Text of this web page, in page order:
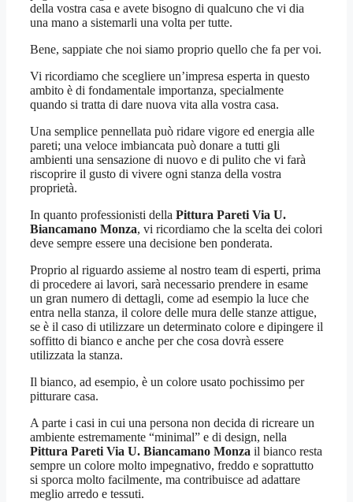
della vostra casa e avete bisogno di qualcuno che vi dia
una mano a sistemarli una volta per tutte.
Bene, sappiate che noi siamo proprio quello che fa per voi.
Vi ricordiamo che scegliere un’impresa esperta in questo
ambito è di fondamentale importanza, specialmente
quando si tratta di dare nuova vita alla vostra casa.
Una semplice pennellata può ridare vigore ed energia alle
pareti; una veloce imbiancata può donare a tutti gli
ambienti una sensazione di nuovo e di pulito che vi farà
riscoprire il gusto di vivere ogni stanza della vostra
proprietà.
In quanto professionisti della Pittura Pareti Via U.
Biancamano Monza, vi ricordiamo che la scelta dei colori
deve sempre essere una decisione ben ponderata.
Proprio al riguardo assieme al nostro team di esperti, prima
di procedere ai lavori, sarà necessario prendere in esame
un gran numero di dettagli, come ad esempio la luce che
entra nella stanza, il colore delle mura delle stanze attigue,
se è il caso di utilizzare un determinato colore e dipingere il
soffitto di bianco e anche per che cosa dovrà essere
utilizzata la stanza.
Il bianco, ad esempio, è un colore usato pochissimo per
pitturare casa.
A parte i casi in cui una persona non decida di ricreare un
ambiente estremamente “minimal” e di design, nella
Pittura Pareti Via U. Biancamano Monza il bianco resta
sempre un colore molto impegnativo, freddo e soprattutto
si sporca molto facilmente, ma contribuisce ad adattare
meglio arredo e tessuti.